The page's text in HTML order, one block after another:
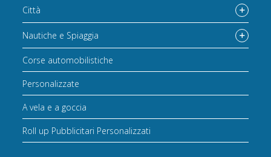
Città
Nautiche e Spiaggia
Corse automobilistiche
Personalizzate
A vela e a goccia
Roll up Pubblicitari Personalizzati